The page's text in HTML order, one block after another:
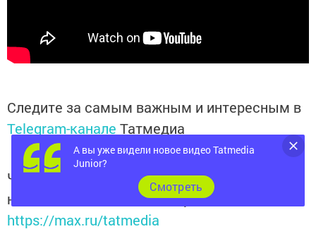
Следите за самым важным и интересным в
Telegram-канале Татмедиа
Читайте новости Татарстана в
национальном мессенджере MАХ:
https://max.ru/tatmedia
А вы уже видели новое видео Tatmedia
Junior?
Cмотреть